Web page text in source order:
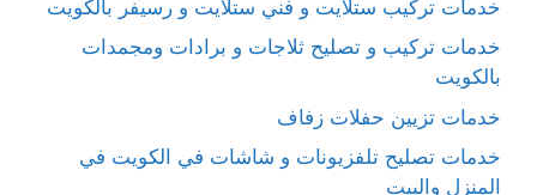
خدمات تركيب ستلايت و فني ستلايت و رسيفر بالكويت
خدمات تركيب و تصليح ثلاجات و برادات ومجمدات
بالكويت
خدمات تزيين حفلات زفاف
خدمات تصليح تلفزيونات و شاشات في الكويت في
المنزل والبيت